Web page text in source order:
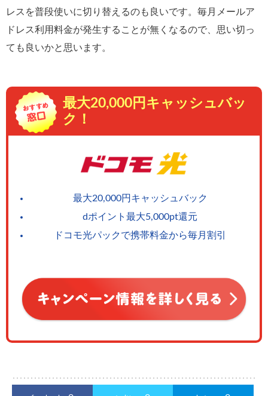
レスを普段使いに切り替えるのも良いです。毎月メールア
ドレス利用料金が発生することが無くなるので、思い切っ
ても良いかと思います。
最大20,000円キャッシュバッ
ク！
最大20,000円キャッシュバック
dポイント最大5,000pt還元
ドコモ光パックで携帯料金から毎月割引